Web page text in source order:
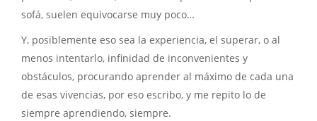
sofá, suelen equivocarse muy poco…
Y, posiblemente eso sea la experiencia, el superar, o al
menos intentarlo, infinidad de inconvenientes y
obstáculos, procurando aprender al máximo de cada una
de esas vivencias, por eso escribo, y me repito lo de
siempre aprendiendo, siempre.